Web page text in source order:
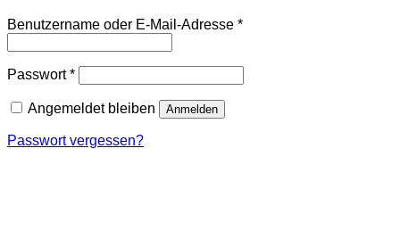
Benutzername oder E-Mail-Adresse *Erforderlich
Passwort*Erforderlich
Angemeldet bleiben Anmelden
Passwort vergessen?